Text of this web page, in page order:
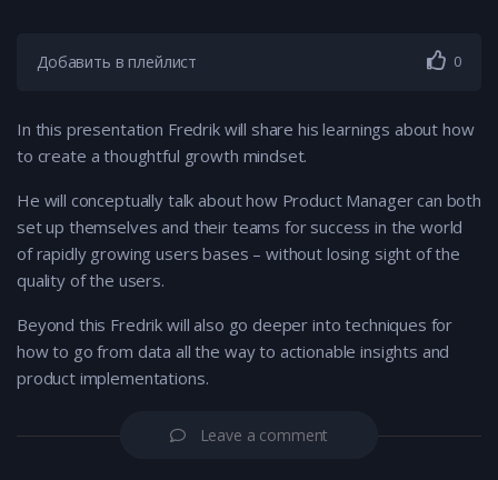
Добавить в плейлист 0
In this presentation Fredrik will share his learnings about how
to create a thoughtful growth mindset.
He will conceptually talk about how Product Manager can both
set up themselves and their teams for success in the world
of rapidly growing users bases – without losing sight of the
quality of the users.
Beyond this Fredrik will also go deeper into techniques for
how to go from data all the way to actionable insights and
product implementations.
Leave a comment